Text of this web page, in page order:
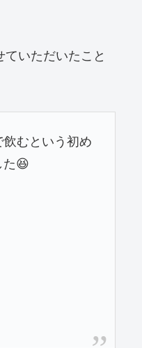
いただいたこと
むという初め
た😆